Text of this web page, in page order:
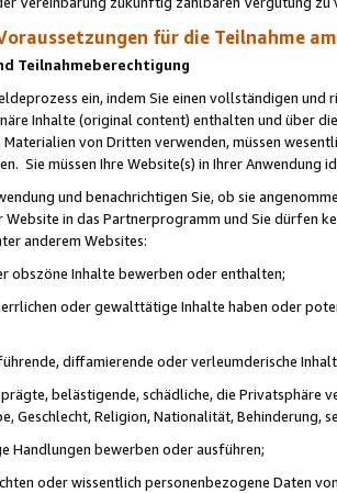
für die Teilnahme
Teilnahmeberechtigung
ein, indem Sie einen vollständigen
Inhalte (original content) enthalten und über
von Dritten verwenden, müssen
Sie müssen Ihre Website(s) in Ihrer Anwendung
und benachrichtigen Sie, ob sie
Website in das Partnerprogramm und Sie dürfen
anderem Websites:
obszöne Inhalte bewerben oder enthalten;
oder gewalttätige Inhalte haben oder
diffamierende oder verleumderische
belästigende, schädliche, die Privatsphäre
Geschlecht, Religion, Nationalität, Behinderung,
Handlungen bewerben oder ausführen;
oder wissentlich personenbezogene Daten